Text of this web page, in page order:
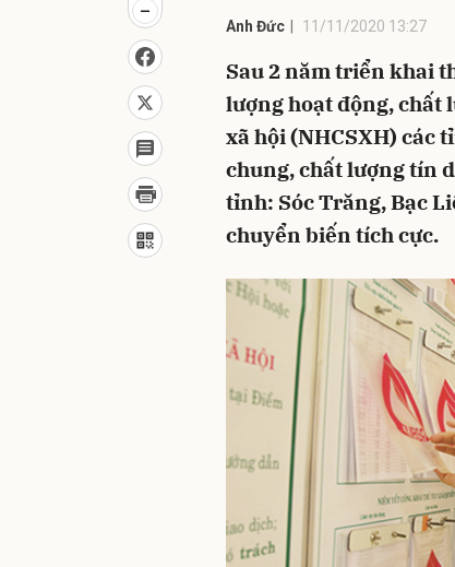
Anh Đức 11/11/2020 13:27
Sau 2 năm triển khai
lượng hoạt động, chất
xã hội (NHCSXH) các
chung, chất lượng tín
tỉnh: Sóc Trăng, Bạc
chuyển biến tích cực.